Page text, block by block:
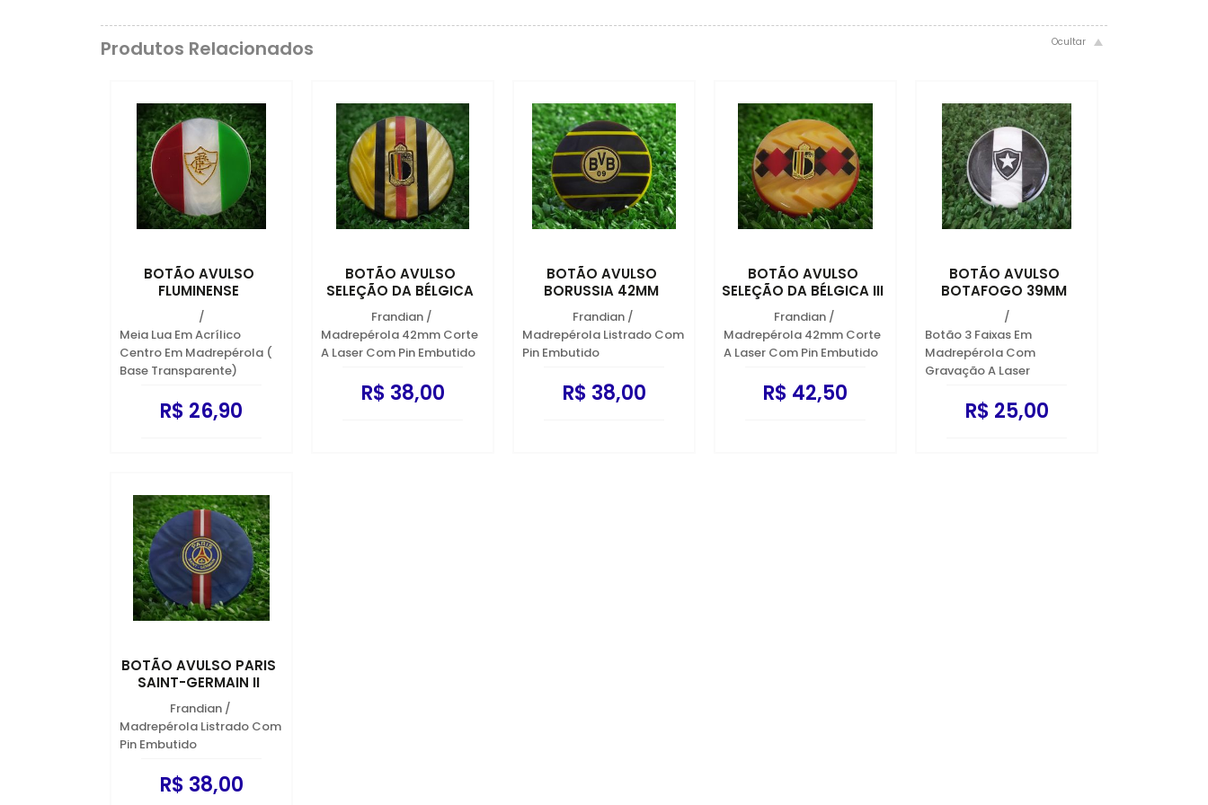
Produtos Relacionados
BOTÃO AVULSO
FLUMINENSE
/
Meia Lua Em Acrílico
Centro Em Madrepérola (
Base Transparente)
R$ 26,90
BOTÃO AVULSO
SELEÇÃO DA BÉLGICA
Frandian /
Madrepérola 42mm Corte
A Laser Com Pin Embutido
R$ 38,00
BOTÃO AVULSO
BORUSSIA 42MM
Frandian /
Madrepérola Listrado Com
Pin Embutido
R$ 38,00
BOTÃO AVULSO
SELEÇÃO DA BÉLGICA III
Frandian /
Madrepérola 42mm Corte
A Laser Com Pin Embutido
R$ 42,50
BOTÃO AVULSO
BOTAFOGO 39MM
/
Botão 3 Faixas Em
Madrepérola Com
Gravação A Laser
R$ 25,00
BOTÃO AVULSO PARIS
SAINT-GERMAIN II
Frandian /
Madrepérola Listrado Com
Pin Embutido
R$ 38,00